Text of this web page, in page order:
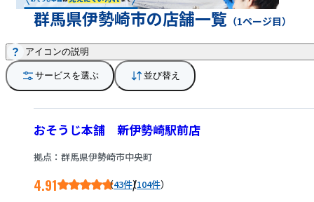
群馬県伊勢崎市の店舗一覧 （1ページ目）
サービスを選ぶ 並び替え
アイコンの説明
おそうじ本舗 新伊勢崎駅前店
拠点：群馬県伊勢崎市中央町
4.91 43件/104件